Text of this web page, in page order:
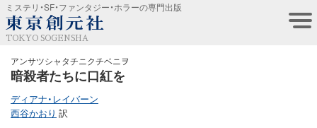
ミステリ・SF・ファンタジー・ホラーの専門出版
TOKYO SOGENSHA
アンサツシャタチニクチベニヲ
暗殺者たちに口紅を
ディアナ・レイバーン
西谷かおり 訳